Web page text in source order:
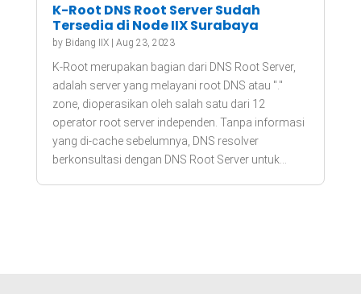
K-Root DNS Root Server Sudah
Tersedia di Node IIX Surabaya
by Bidang IIX| Aug 23, 2023
K-Root merupakan bagian dari DNS Root Server,
adalah server yang melayani root DNS atau "."
zone, dioperasikan oleh salah satu dari 12
operator root server independen. Tanpa informasi
yang di-cache sebelumnya, DNS resolver
berkonsultasi dengan DNS Root Server untuk...